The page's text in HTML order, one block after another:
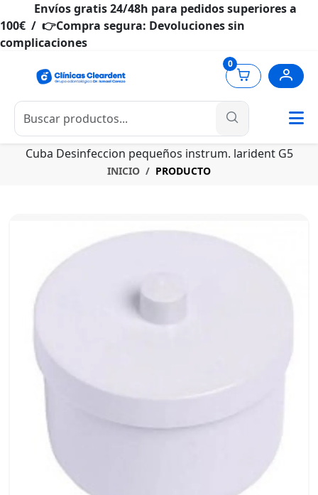
Envíos gratis 24/48h para pedidos superiores a
100€ / 👉Compra segura: Devoluciones sin
complicaciones
0
Cuba Desinfeccion pequeños instrum. larident G5
INICIO PRODUCTO